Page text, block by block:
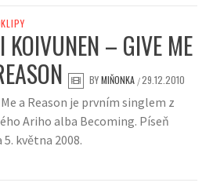
KOIVUNEN – GIVE ME
BYMIŇONKA /29.12.2010
a Reason je prvním singlem z
Ariho alba Becoming. Píseň
5. května 2008.